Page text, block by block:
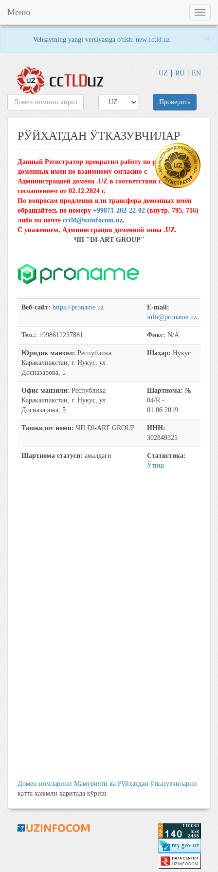
Vebsaytning yangi versiyasiga o'tish: new.cctld.uz ×
UZ RU EN
Toggle
Меню
Проверить
РЎЙХАТДАН ЎТКАЗУВЧИЛАР
Данный Регистратор прекратил работу по регистрации
доменных имен по взаимному согласию с
Администрацией домена .UZ в соответствии с
соглашением от 02.12.2024 г.
По вопросам продления или трансфера доменных имён
обращайтесь по номеру +99871-202-22-02 (внутр. 795, 716)
либо по почте cctld@uzinfocom.uz.
С уважением, Администрация доменной зоны .UZ.
ЧП "DI-ART GROUP"
Веб-сайт: https://proname.uz
E-mail:
info@proname.uz
Тел.: +998612237881 Факс: N/A
Юридик манзил: Республика
Каракалпакстан, г. Нукус, ул.
Досназарова, 5
Шаҳар: Нукус
Офис манзили: Республика
Каракалпакстан, г. Нукус, ул.
Досназарова, 5
Шартнома: №
04/R -
01.06.2019
Ташкилот номи: ЧП DI-ART GROUP
ИНН:
302849325
Шартнома статуси: амалдаги
Статистика:
Ўтиш
Домен номларини Мамурияти ва Рўйхатдан ўтказувчиларни
катта хажмли харитада кўриш